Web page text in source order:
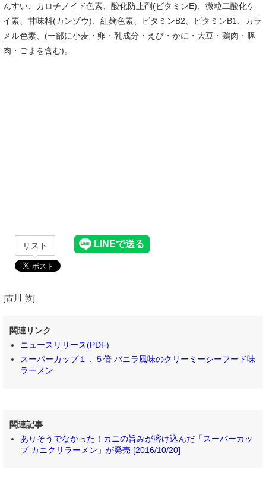
んすい、カロチノイド色素、酸化防止剤(ビタミンE)、微粒二酸化ケ
イ素、甘味料(カンゾウ)、紅麹色素、ビタミンB2、ビタミンB1、カラ
メル色素、(一部に小麦・卵・乳成分・えび・かに・大豆・鶏肉・豚
肉・ごまを含む)。
リスト
[古川 敦]
関連リンク
ニュースリリース(PDF)
スーパーカップ１．５倍 バニラ風味のクリーミーシーフード味
ラーメン
関連記事
ありそうでなかった！カニの旨みが溶け込んだ「スーパーカッ
プ カニクリラーメン」が発売 [2016/10/20]